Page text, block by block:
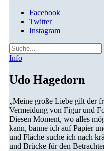
Facebook
Twitter
Instagram
Suche
Info
Udo Hagedorn
„Meine große Liebe gilt der
Vermeidung von Figur und
Diesen Moment, wo alles
kann, banne ich auf Papier
und Fläche suche ich nach
und Brücke für den